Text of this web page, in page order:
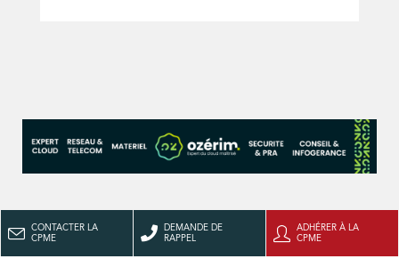
CONTACTER LA
CPME
DEMANDE DE
RAPPEL
ADHÉRER À LA
CPME